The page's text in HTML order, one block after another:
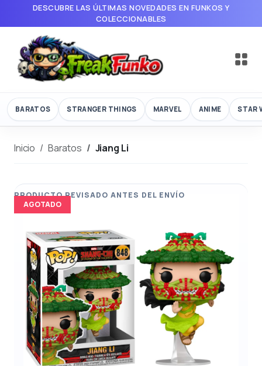
DESCUBRE LAS ÚLTIMAS NOVEDADES EN FUNKOS Y
COLECCIONABLES
BARATOS STRANGER THINGS MARVEL ANIME STAR
Inicio Baratos Jiang Li
AGOTADO